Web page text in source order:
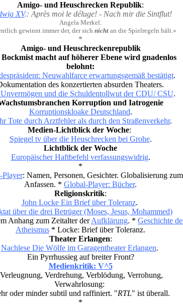
Amigo- und Heuschrecken Republik:
XV.: Après moi le déluge! - Nach mir die Sintflut!
Angela Merkel:
gewinnt immer der, der sich nichtan die Spielregeln hält.«
*
Amigo- und Heuschreckenrepublik
macht auf höherer Ebene wird gnadenlos
belohnt:
Neuwahlfarce erwartungsgemäß bestätigt.
des konzertierten absurden Theaters.
und die Schuldentollwut der CDU/ CSU.
Korruption und Iatrogenie
Korruptionskloake Deutschland.
Tote durch Arztfehler als durch den Straßenverkehr.
Medien-Lichtblick der Woche:
Spiegel tv über die Heuschrecken bei Grohe.
Lichtblick der Woche
Europäischer Haftbefehl verfassungswidrig.
*
Player: Namen, Personen, Gesichter. Globalisierung zum
Anfassen. * Global-Player: Bücher.
Religionskritik:
John Locke Ein Brief über Toleranz.
über die drei Betrüger (Moses, Jesus, Mohammed)
Anhang zum Zeitalter derAufklärung. * Geschichte
Atheismus * Locke: Brief über Toleranz.
Theater Erlangen:
Nachlese Die Wölfe im Garagentheater Erlangen.
Ein Pyrrhussieg auf breiter Front?
Medienkritik: V^5
Verleugnung, Verdrehung, Verblödung, Verrohung,
Verwahrlosung:
oder minder subtil und raffiniert. "RTL" ist überall.
*